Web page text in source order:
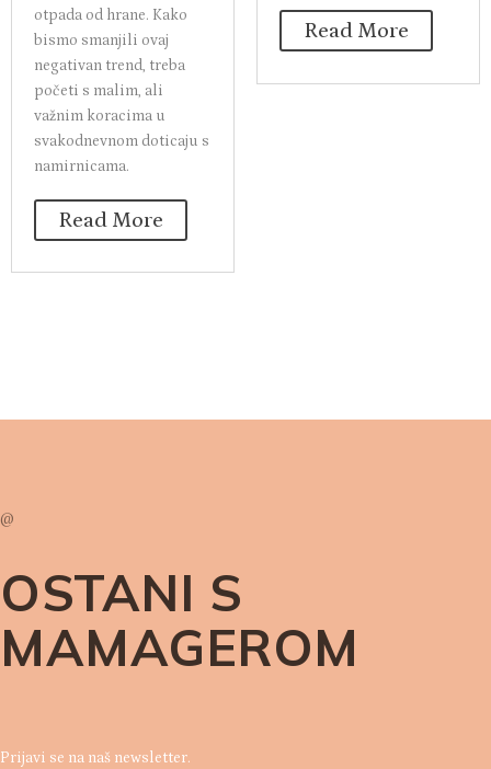
otpada od hrane. Kako
bismo smanjili ovaj
negativan trend, treba
početi s malim, ali
važnim koracima u
svakodnevnom doticaju s
namirnicama.
Read More
Read More
@
OSTANI S
MAMAGEROM
Prijavi se na naš newsletter.